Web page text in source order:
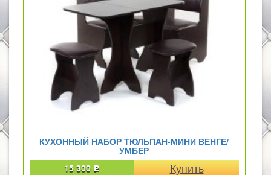
КУХОННЫЙ НАБОР ТЮЛЬПАН-МИНИ ВЕНГЕ/
УМБЕР
15 300 Р